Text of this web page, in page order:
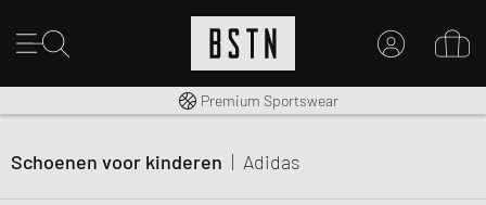
MIJN ACCOUNT
Gratis verzending naar NL vanaf € 100
Premium Sportswear
Schoenen voor kinderen | Adidas